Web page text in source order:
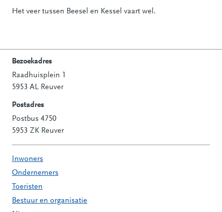
Het veer tussen Beesel en Kessel vaart wel.
Contactinformatie
Bezoekadres
Raadhuisplein 1
5953 AL Reuver
Postadres
Postbus 4750
5953 ZK Reuver
Inwoners
Ondernemers
Toeristen
Bestuur en organisatie